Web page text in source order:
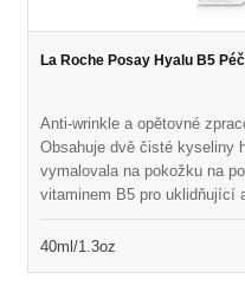
La Roche Posay Hyalu B5
Anti-wrinkle a opětovné
Obsahuje dvě čisté kyseliny
vymalovala na pokožku na
vitaminem B5 pro uklidňující
svěží a pružnější s přirozenou
40ml/1.3oz